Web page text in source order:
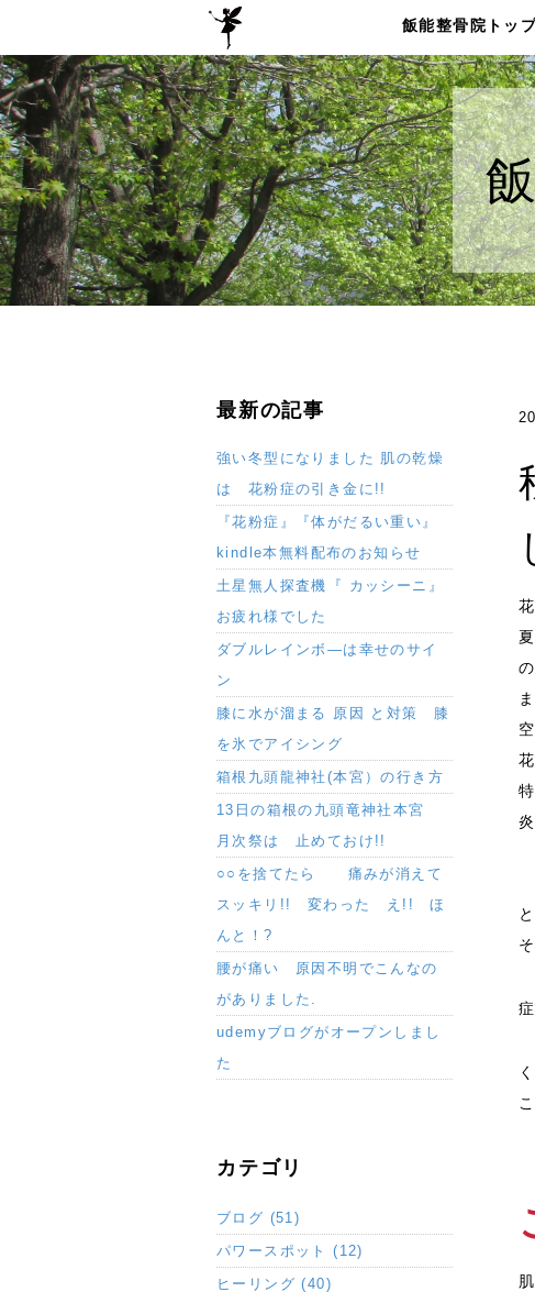
飯能整骨院トッ
最新の記事
強い冬型になりました 肌の乾燥
は 花粉症の引き金に!!
『花粉症』『体がだるい重い』
kindle本無料配布のお知らせ
土星無人探査機『 カッシーニ』
お疲れ様でした
ダブルレインボ―は幸せのサイ
ン
膝に水が溜まる 原因 と対策 膝
を氷でアイシング
箱根九頭龍神社(本宮）の行き方
13日の箱根の九頭竜神社本宮
月次祭は 止めておけ!!
○○を捨てたら 痛みが消えて
スッキリ!! 変わった え!! ほ
んと！?
腰が痛い 原因不明でこんなの
がありました.
udemyブログがオープンしまし
た
カテゴリ
ブログ (51)
パワースポット (12)
ヒーリング (40)